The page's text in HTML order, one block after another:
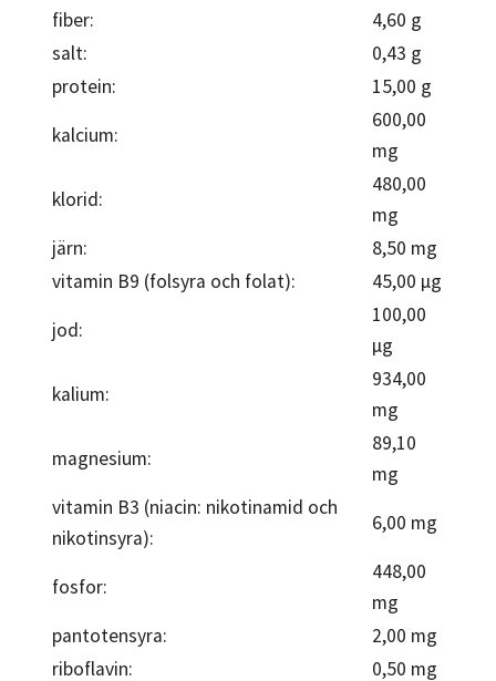
fiber:
4,60 g
salt:
0,43 g
protein:
15,00 g
kalcium:
600,00
mg
klorid:
480,00
mg
järn:
8,50 mg
vitamin B9 (folsyra och folat):
45,00 µg
jod:
100,00
µg
kalium:
934,00
mg
magnesium:
89,10
mg
vitamin B3 (niacin: nikotinamid och
nikotinsyra):
6,00 mg
fosfor:
448,00
mg
pantotensyra:
2,00 mg
riboflavin:
0,50 mg